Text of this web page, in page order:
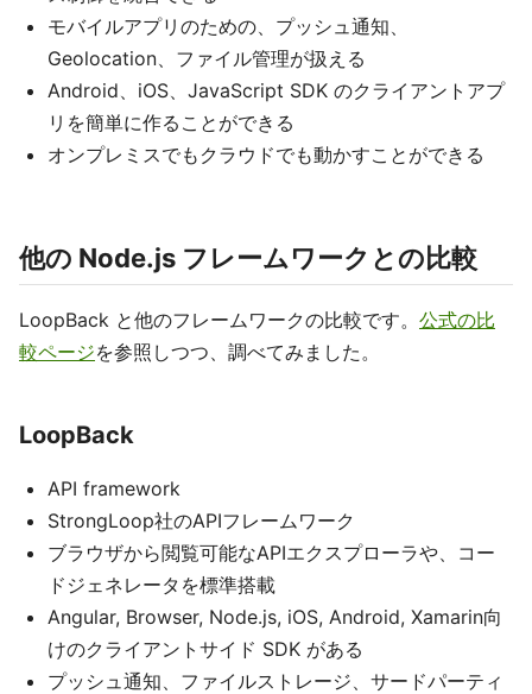
モバイルアプリのための、プッシュ通知、
Geolocation、ファイル管理が扱える
Android、iOS、JavaScript SDK のクライアントアプ
リを簡単に作ることができる
オンプレミスでもクラウドでも動かすことができる
他の Node.js フレームワークとの比較
LoopBack と他のフレームワークの比較です。 公式の比
較ページを参照しつつ、調べてみました。
LoopBack
API framework
StrongLoop社のAPIフレームワーク
ブラウザから閲覧可能なAPIエクスプローラや、コー
ドジェネレータを標準搭載
Angular, Browser, Node.js, iOS, Android, Xamarin向
けのクライアントサイド SDK がある
プッシュ通知、ファイルストレージ、サードパーティ